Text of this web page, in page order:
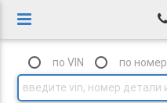
по VIN по